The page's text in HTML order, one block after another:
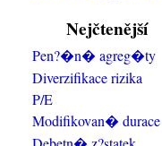
Nejčtenější
Pen?�n� agreg�ty
Diverzifikace rizika
P/E
Modifikovan� durace